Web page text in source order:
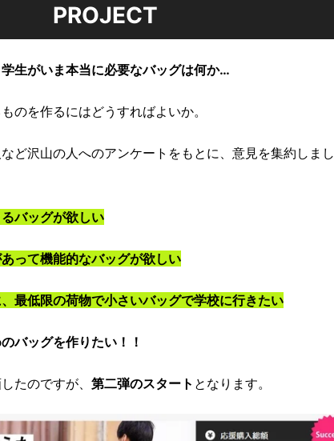
PROJECT
生がいま本当に必要なバッグは何か…
のを作るにはどうすればよいか。
ど沢山の人へのアンケートをもとに、意見を集約しまし
バッグが欲しい
って機能的なバッグが欲しい
最低限の荷物で小さいバッグで学校に行きたい
バッグを作りたい！！
たのですが、 第二弾のスタート となります。